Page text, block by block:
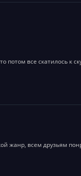
потом все скатилось к
жанр, всем друзьям